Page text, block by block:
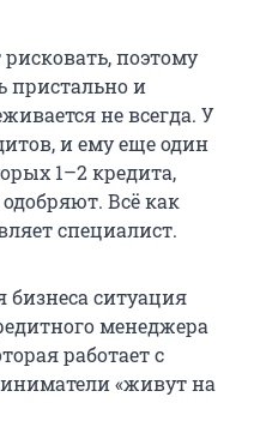
поэтому
пристально и
не всегда. У
и ему еще один
1–2 кредита,
Всё как
специалист.
бизнеса ситуация
менеджера
работает с
«живут на